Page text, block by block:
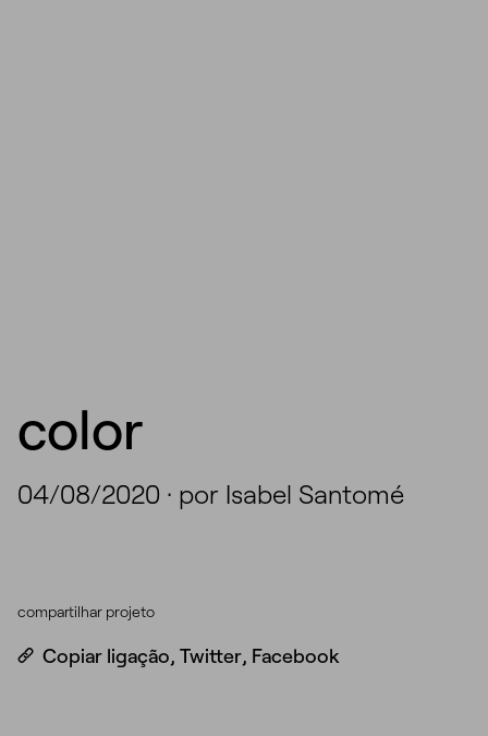
color
04/08/2020 · por Isabel Santomé
compartilhar projeto
Copiar ligação, Twitter, Facebook